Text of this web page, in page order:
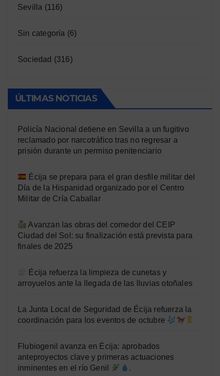
Sevilla (116)
Sin categoría (6)
Sociedad (316)
ÚLTIMAS NOTICIAS
Policía Nacional detiene en Sevilla a un fugitivo
reclamado por narcotráfico tras no regresar a
prisión durante un permiso penitenciario
Écija se prepara para el gran desfile militar del
Día de la Hispanidad organizado por el Centro
Militar de Cría Caballar
Avanzan las obras del comedor del CEIP
Ciudad del Sol: su finalización está prevista para
finales de 2025
Écija refuerza la limpieza de cunetas y
arroyuelos ante la llegada de las lluvias otoñales
La Junta Local de Seguridad de Écija refuerza la
coordinación para los eventos de octubre
Flubiogenil avanza en Écija: aprobados
anteproyectos clave y primeras actuaciones
inminentes en el río Genil
.